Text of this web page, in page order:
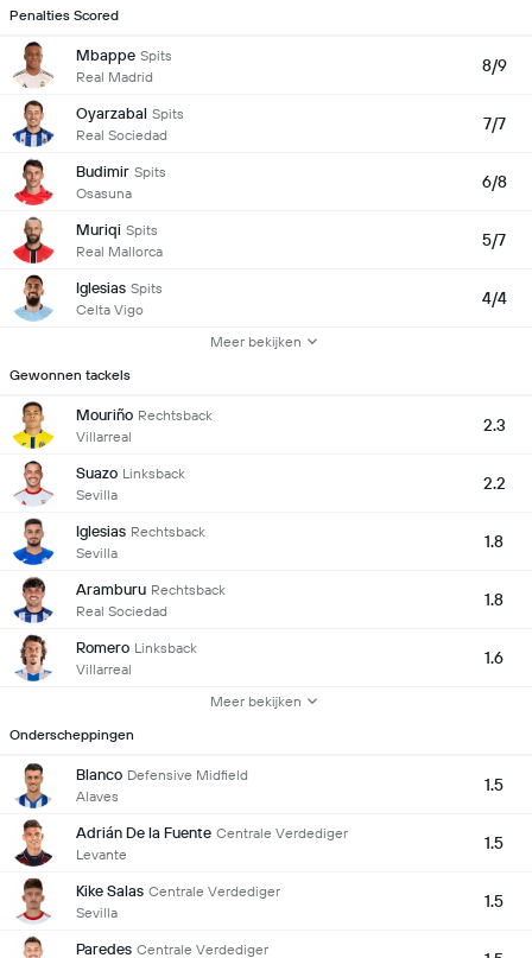
Penalties Scored
Mbappe Spits
Real Madrid
8/9
Oyarzabal Spits
Real Sociedad
7/7
Budimir Spits
Osasuna
6/8
Muriqi Spits
Real Mallorca
5/7
Iglesias Spits
Celta Vigo
4/4
Meer bekijken
Gewonnen tackels
Mouriño Rechtsback
Villarreal
2.3
Suazo Linksback
Sevilla
2.2
Iglesias Rechtsback
Sevilla
1.8
Aramburu Rechtsback
Real Sociedad
1.8
Romero Linksback
Villarreal
1.6
Meer bekijken
Onderscheppingen
Blanco Defensive Midfield
Alaves
1.5
Adrián De la Fuente Centrale Verdediger
Levante
1.5
Kike Salas Centrale Verdediger
Sevilla
1.5
Paredes Centrale Verdediger